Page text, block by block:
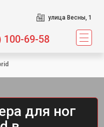
улица Весны, 1
100-69-58
для ног